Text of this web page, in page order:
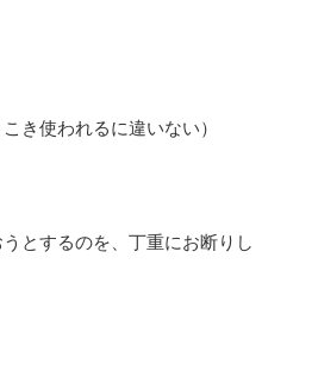
き使われるに違いない）
とするのを、丁重にお断りし